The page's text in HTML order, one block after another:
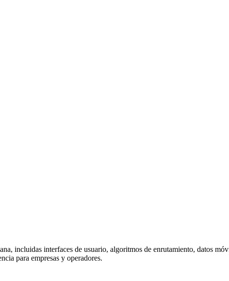
incluidas interfaces de usuario, algoritmos de enrutamiento, datos
para empresas y operadores.